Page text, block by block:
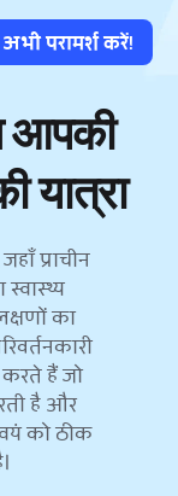
अभी परामर्श करें!
आपकी
यात्रा
प्राचीन
का
करते हैं जो
है और
को ठीक